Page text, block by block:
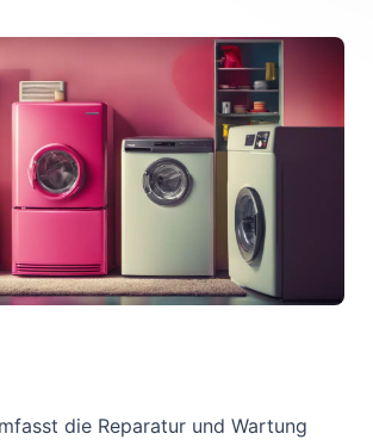
die Reparatur und Wartung